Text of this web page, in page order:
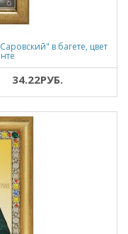
в багете, цвет
34.22РУБ.